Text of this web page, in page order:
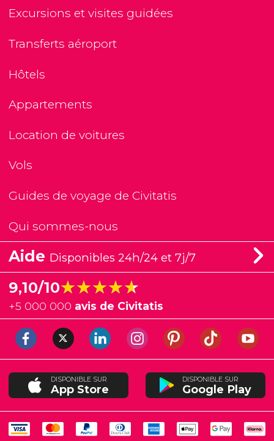
Excursions et visites guidées
Transferts aéroport
Hôtels
Appartements
Location de voitures
Vols
Guides de voyage de Civitatis
Qui sommes-nous
Aide Disponibles 24h/24 et 7j/7
9,10/10★★★★★
★★★★★
+5 000 000 avis de Civitatis
DISPONIBLE SUR
App Store
DISPONIBLE SUR
Google Play